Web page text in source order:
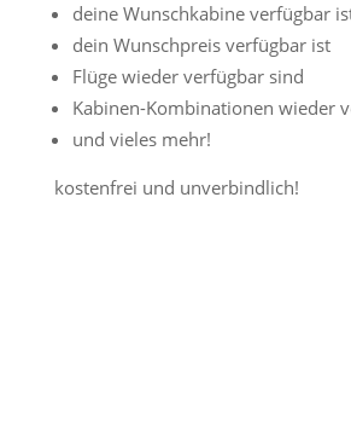
deine Wunschkabine verfügbar
dein Wunschpreis verfügbar ist
Flüge wieder verfügbar sind
Kabinen-Kombinationen wieder
und vieles mehr!
kostenfrei und unverbindlich!